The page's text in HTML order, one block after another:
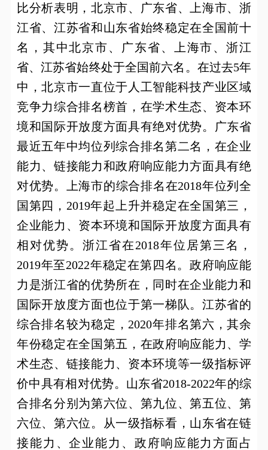
比分析表明，北京市、广东省、上海市、浙
江省、江苏省和山东省始终稳定在全国前十
名，其中北京市、广东省、上海市、浙江
省、江苏省始终处于全国前六名。在过去5年
中，北京市一直位于人工智能科技产业区域
竞争力综合排名榜首，在学术生态、资本环
境和国际开放度方面具有绝对优势。广东省
最近五年中均位列综合排名第二名，在企业
能力、链接能力和政府响应能力方面具有绝
对优势。上海市的综合排名在2018年位列全
国第四， 2019年起上升并稳定在全国第三，
企业能力、资本环境和国际开放度方面具有
相对优势。浙江省在2018年位居第三名，
2019年至2022年稳定在第四名。政府响应能
力是浙江省的优势所在，同时在企业能力和
国际开放度方面也位于第一梯队。江苏省的
综合排名较为稳定， 2020年排名第六，其余
年份稳定在全国第五，在政府响应能力、学
术生态、链接能力、资本环境等一级指标评
价中具有相对优势。山东省2018-2022年的综
合排名分别为第六位、第九位、第五位、第
六位、第六位。从一级指标看，山东省在链
接能力、企业能力、政府响应能力方面占